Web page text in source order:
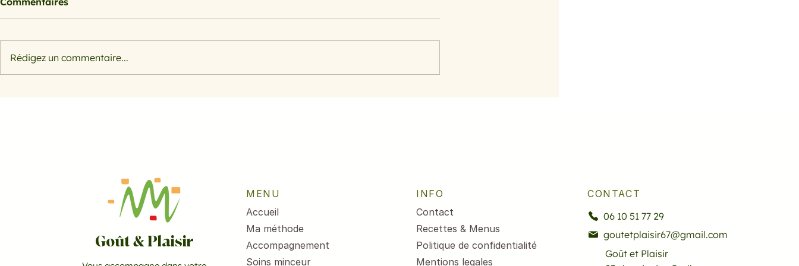
Rédigez un commentaire...
Goût & Plaisir
MENU
Accueil
Ma méthode
Accompagnement
Soins minceur
INFO
Contact
Recettes & Menus
Politique de confidentialité
Mentions legales
CONTACT
06 10 51 77 29
goutetplaisir67@gmail.com
Goût et Plaisir